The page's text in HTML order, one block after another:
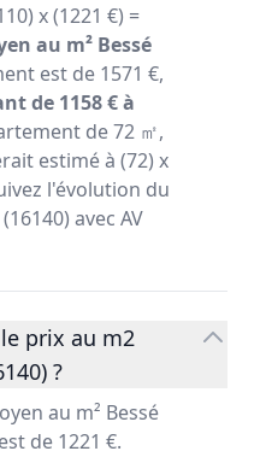
x (1221 €) =
au m² Bessé
est de 1571 €,
de 1158 € à
de 72 ㎡,
estimé à (72) x
l'évolution du
avec AV
prix au m2
?
au m² Bessé
de 1221 €.